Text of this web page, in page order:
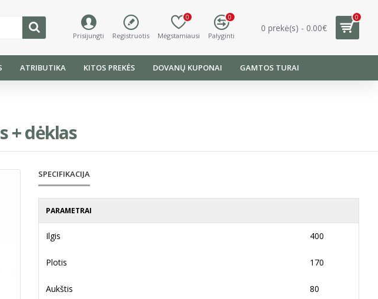
Prisijungti Registruotis Mėgstamiausi
0
Palyginti
0
0 prekė(s) - 0.00€
0
ATRIBUTIKA KITOS PREKĖS DOVANŲ KUPONAI GAMTOS TURAI
+ dėklas
SPECIFIKACIJA
PARAMETRAI
Ilgis 400
Plotis 170
Aukštis 80